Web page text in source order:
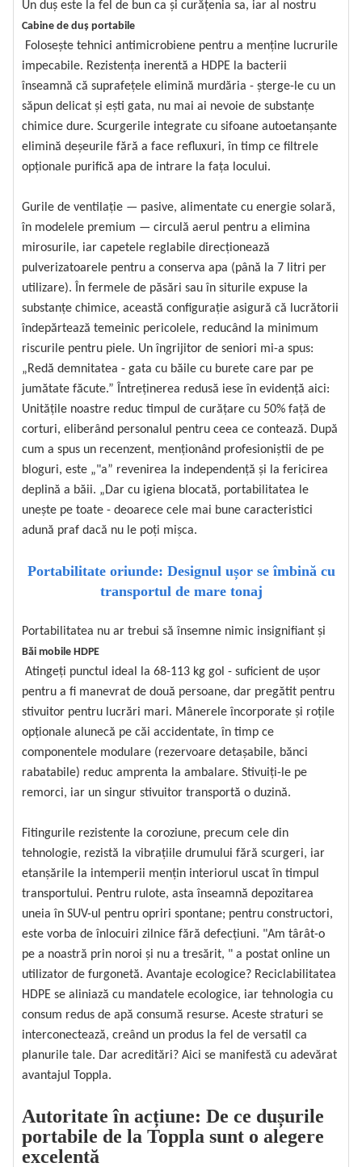
Un duș este la fel de bun ca și curățenia sa, iar al nostru
Cabine de duș portabile
Folosește tehnici antimicrobiene pentru a menține lucrurile
impecabile. Rezistența inerentă a HDPE la bacterii
înseamnă că suprafețele elimină murdăria - șterge-le cu un
săpun delicat și ești gata, nu mai ai nevoie de substanțe
chimice dure. Scurgerile integrate cu sifoane autoetanșante
elimină deșeurile fără a face refluxuri, în timp ce filtrele
opționale purifică apa de intrare la fața locului.
Gurile de ventilație — pasive, alimentate cu energie solară,
în modelele premium — circulă aerul pentru a elimina
mirosurile, iar capetele reglabile direcționează
pulverizatoarele pentru a conserva apa (până la 7 litri per
utilizare). În fermele de păsări sau în siturile expuse la
substanțe chimice, această configurație asigură că lucrătorii
îndepărtează temeinic pericolele, reducând la minimum
riscurile pentru piele. Un îngrijitor de seniori mi-a spus:
„Redă demnitatea - gata cu băile cu burete care par pe
jumătate făcute.” Întreținerea redusă iese în evidență aici:
Unitățile noastre reduc timpul de curățare cu 50% față de
corturi, eliberând personalul pentru ceea ce contează. După
cum a spus un recenzent, menționând profesioniștii de pe
bloguri, este „"a” revenirea la independență și la fericirea
deplină a băii. „Dar cu igiena blocată, portabilitatea le
unește pe toate - deoarece cele mai bune caracteristici
adună praf dacă nu le poți mișca.
Portabilitate oriunde: Designul ușor se îmbină cu
transportul de mare tonaj
Portabilitatea nu ar trebui să însemne nimic insignifiant și
Băi mobile HDPE
Atingeți punctul ideal la 68-113 kg gol - suficient de ușor
pentru a fi manevrat de două persoane, dar pregătit pentru
stivuitor pentru lucrări mari. Mânerele încorporate și roțile
opționale alunecă pe căi accidentate, în timp ce
componentele modulare (rezervoare detașabile, bănci
rabatabile) reduc amprenta la ambalare. Stivuiți-le pe
remorci, iar un singur stivuitor transportă o duzină.
Fitingurile rezistente la coroziune, precum cele din
tehnologie, rezistă la vibrațiile drumului fără scurgeri, iar
etanșările la intemperii mențin interiorul uscat în timpul
transportului. Pentru rulote, asta înseamnă depozitarea
uneia în SUV-ul pentru opriri spontane; pentru constructori,
este vorba de înlocuiri zilnice fără defecțiuni. "Am târât-o
pe a noastră prin noroi și nu a tresărit, " a postat online un
utilizator de furgonetă. Avantaje ecologice? Reciclabilitatea
HDPE se aliniază cu mandatele ecologice, iar tehnologia cu
consum redus de apă consumă resurse. Aceste straturi se
interconectează, creând un produs la fel de versatil ca
planurile tale. Dar acreditări? Aici se manifestă cu adevărat
avantajul Toppla.
Autoritate în acțiune: De ce dușurile
portabile de la Toppla sunt o alegere
excelentă